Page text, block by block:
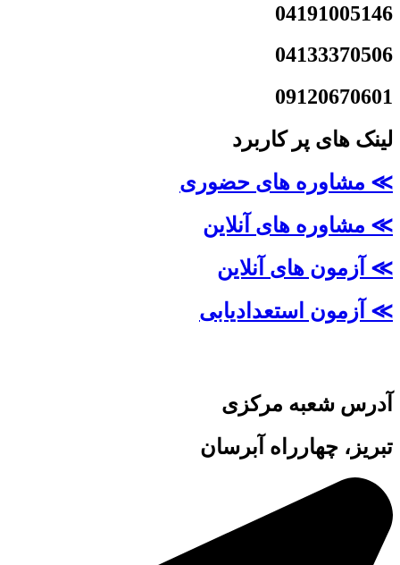
04191005146
04133370506
09120670601
لینک های پر کاربرد
≫ مشاوره های حضوری
≫ مشاوره های آنلاین
≫ آزمون های آنلاین
≫ آزمون استعدادیابی
آدرس شعبه مرکزی
تبریز، چهارراه آبرسان